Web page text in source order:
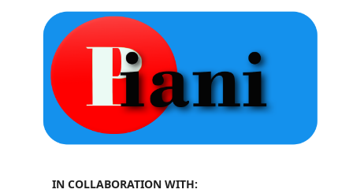
IN COLLABORATION WITH: